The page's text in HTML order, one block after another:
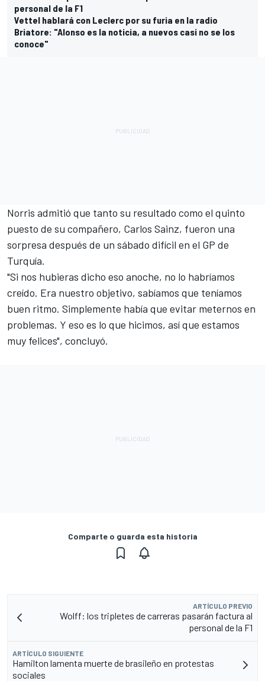
personal de la F1
Vettel hablará con Leclerc por su furia en la radio
Briatore: "Alonso es la noticia, a nuevos casi no se los
conoce"
Norris admitió que tanto su resultado como el quinto
puesto de su compañero, Carlos Sainz, fueron una
sorpresa después de un sábado difícil en el GP de
Turquía.
"Si nos hubieras dicho eso anoche, no lo habríamos
creído. Era nuestro objetivo, sabíamos que teníamos
buen ritmo. Simplemente había que evitar meternos en
problemas. Y eso es lo que hicimos, así que estamos
muy felices", concluyó.
Comparte o guarda esta historia
ARTÍCULO PREVIO
Wolff: los tripletes de carreras pasarán factura al
personal de la F1
ARTÍCULO SIGUIENTE
Hamilton lamenta muerte de brasileño en protestas
sociales